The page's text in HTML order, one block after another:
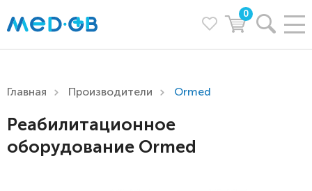
0
Главная Производители Ormed
Реабилитационное
оборудование Ormed